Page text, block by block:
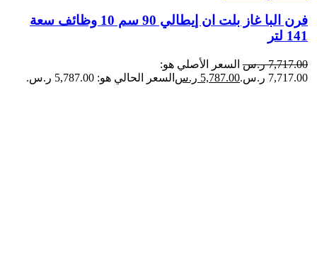
فرن البا غاز بلت ان إيطالي 90 سم 10 وظائف سعة
141 لتر
7,717.00 ر.س السعر الأصلي هو:
7,717.00 ر.س.
5,787.00 ر.س السعر الحالي هو: 5,787.00 ر.س.